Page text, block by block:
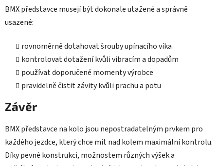
BMX představce musejí být dokonale utažené a správně
usazené:
rovnoměrně dotahovat šrouby upínacího víka
kontrolovat dotažení kvůli vibracím a dopadům
používat doporučené momenty výrobce
pravidelně čistit závity kvůli prachu a potu
Závěr
BMX představce na kolo jsou nepostradatelným prvkem pro
každého jezdce, který chce mít nad kolem maximální kontrolu.
Díky pevné konstrukci, možnostem různých výšek a